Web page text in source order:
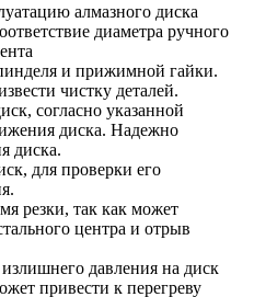
алмазного диска
диаметра ручного
и прижимной гайки.
чистку деталей.
согласно указанной
диска. Надежно
диска.
для проверки его
резки, так как может
центра и отрыв
давления на диск
привести к перегреву